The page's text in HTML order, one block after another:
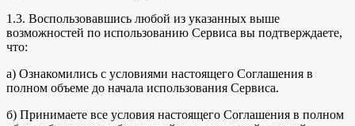
1.3. Воспользовавшись любой из указанных выше
возможностей по использованию Сервиса вы подтверждаете,
что:
а) Ознакомились с условиями настоящего Соглашения в
полном объеме до начала использования Сервиса.
б) Принимаете все условия настоящего Соглашения в полном